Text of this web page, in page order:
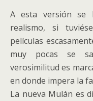
A esta versión se
realismo, si
películas
muy pocas se
verosimilitud es
en donde impera la
La nueva Mulán es